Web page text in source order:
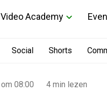
Video Academy
Social Shorts
om 08:00 4 min lezen